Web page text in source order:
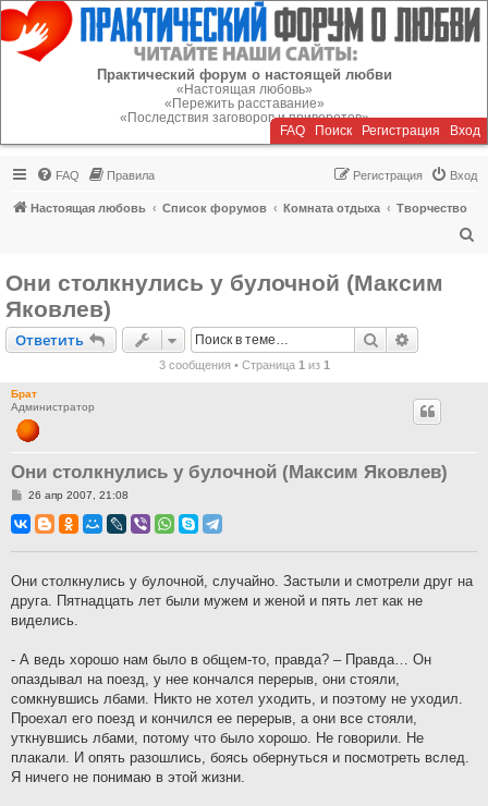
Регистрация
Практический форум о настоящей любви
«Настоящая любовь»
«Пережить расставание»
«Последствия заговоров и приворотов»
FAQ Поиск Регистрация Вход
FAQ Правила Вход
Регистрация
Настоящая любовь Список форумов Комната отдыха
Творчество
Они столкнулись у булочной (Максим
Яковлев)
Ответить
Ответить Поиск
3 сообщения • Страница 1 из 1
Брат
Администратор
Они столкнулись у булочной (Максим Яковлев)
С
о
б
и
е
26 апр 2007, 21:08
Они столкнулись у булочной, случайно. Застыли и смотрели друг на
друга. Пятнадцать лет были мужем и женой и пять лет как не
виделись.
- А ведь хорошо нам было в общем-то, правда? – Правда… Он
опаздывал на поезд, у нее кончался перерыв, они стояли,
сомкнувшись лбами. Никто не хотел уходить, и поэтому не уходил.
Проехал его поезд и кончился ее перерыв, а они все стояли,
уткнувшись лбами, потому что было хорошо. Не говорили. Не
плакали. И опять разошлись, боясь обернуться и посмотреть вслед.
Я ничего не понимаю в этой жизни.